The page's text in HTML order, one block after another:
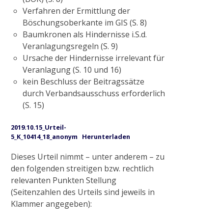
Pilotprojekt Zweigkanal
2015
Ausgleichsmaßnahme Cloerbruch, Gewässer
32.01.07
Naturnaher Gewässerausbau 06.04 in
2016
Verfahren der Ermittlung der
Böschungsoberkante im GIS (S. 8)
Baumkronen als Hindernisse i.S.d.
Veranlagungsregeln (S. 9)
Ursache der Hindernisse irrelevant für
Veranlagung (S. 10 und 16)
kein Beschluss der Beitragssätze
durch Verbandsausschuss erforderlich
(S. 15)
2019.10.15_Urteil-
5_K_10414_18_anonym
Herunterladen
Dieses Urteil nimmt – unter anderem – zu
den folgenden streitigen bzw. rechtlich
relevanten Punkten Stellung
(Seitenzahlen des Urteils sind jeweils in
Klammer angegeben):